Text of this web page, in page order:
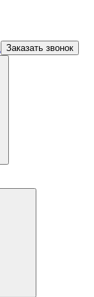
Заказать звонок